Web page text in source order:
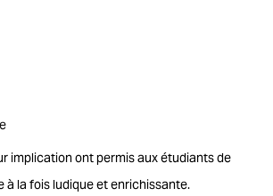
implication ont permis aux étudiants de
à la fois ludique et enrichissante.